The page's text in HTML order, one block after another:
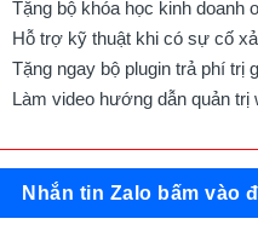
Tặng bộ khóa học kinh doanh
Hỗ trợ kỹ thuật khi có sự cố
Tặng ngay bộ plugin trả phí trị
Làm video hướng dẫn quản trị
Nhắn tin Zalo bấm vào